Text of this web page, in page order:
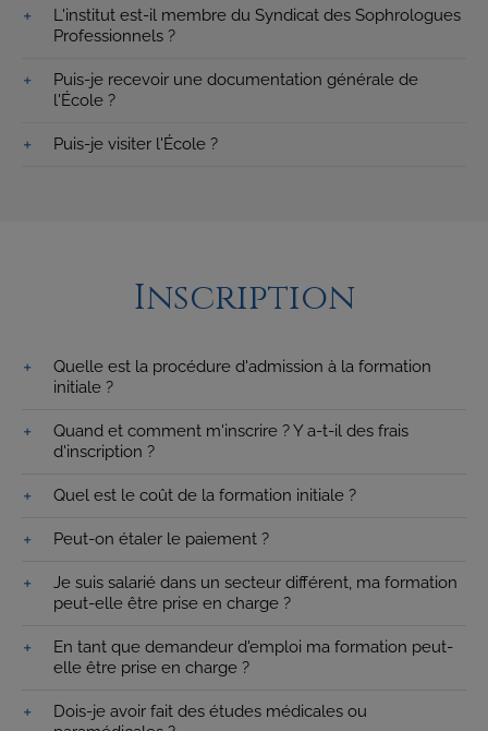
L'institut est-il membre du Syndicat des Sophrologues
Professionnels ?
Puis-je recevoir une documentation générale de
l'École ?
Puis-je visiter l'École ?
Inscription
Quelle est la procédure d'admission à la formation
initiale ?
Quand et comment m'inscrire ? Y a-t-il des frais
d'inscription ?
Quel est le coût de la formation initiale ?
Peut-on étaler le paiement ?
Je suis salarié dans un secteur différent, ma formation
peut-elle être prise en charge ?
En tant que demandeur d'emploi ma formation peut-
elle être prise en charge ?
Dois-je avoir fait des études médicales ou